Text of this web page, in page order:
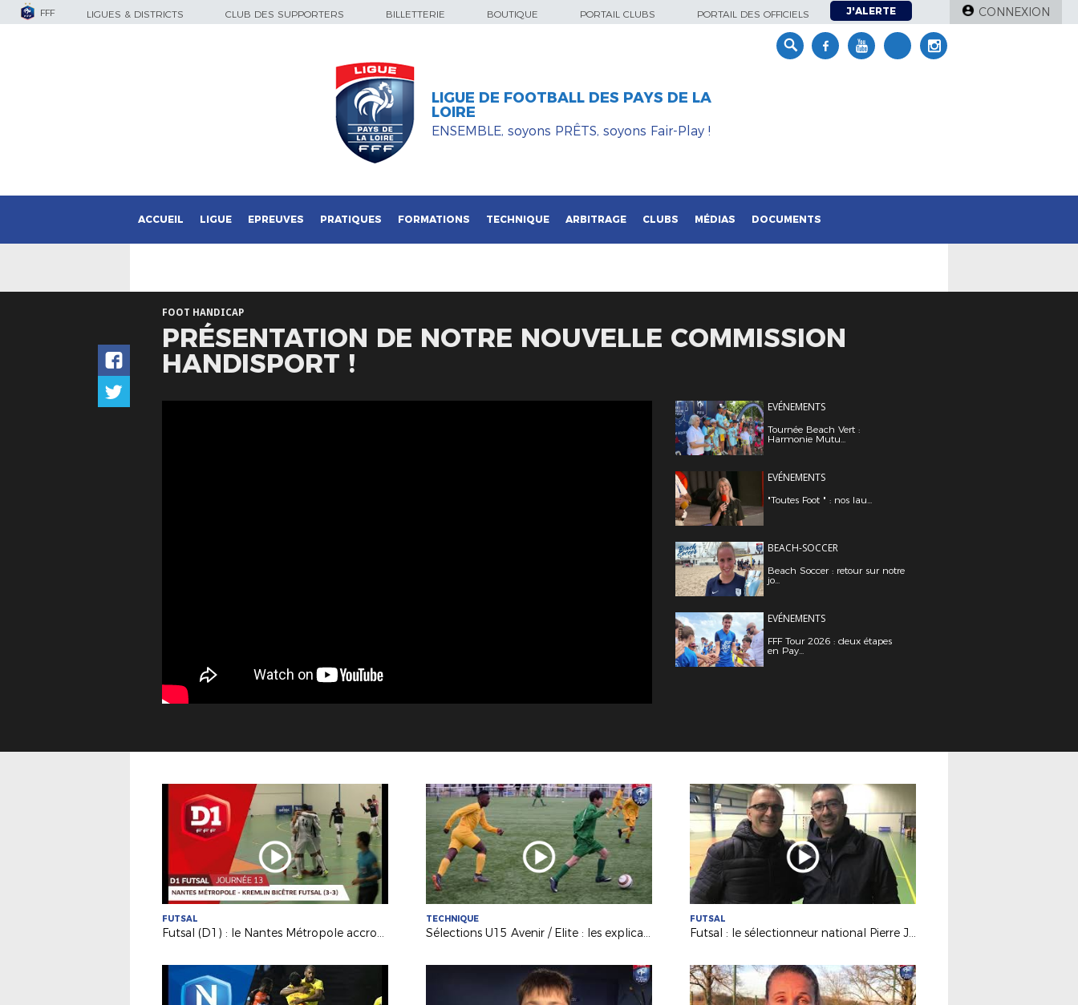
FFF LIGUES & DISTRICTS CLUB DES SUPPORTERS BILLETTERIE BOUTIQUE PORTAIL CLUBS PORTAIL DES OFFICIELS J'ALERTE CONNEXION
LIGUE DE FOOTBALL DES PAYS DE LA
LOIRE
ENSEMBLE, soyons PRÊTS, soyons Fair-Play !
ACCUEIL LIGUE EPREUVES PRATIQUES FORMATIONS TECHNIQUE ARBITRAGE CLUBS MÉDIAS DOCUMENTS
FOOT HANDICAP
PRÉSENTATION DE NOTRE NOUVELLE COMMISSION
HANDISPORT !
EVÉNEMENTS
Tournée Beach Vert :
Harmonie Mutu...
EVÉNEMENTS
"Toutes Foot " : nos lau...
BEACH-SOCCER
Beach Soccer : retour sur notre
jo...
EVÉNEMENTS
FFF Tour 2026 : deux étapes
en Pay...
FUTSAL
Futsal (D1) : le Nantes Métropole accroche le KB United (3-3)
TECHNIQUE
Sélections U15 Avenir / Elite : les explications de F. BODINEAU
FUTSAL
Futsal : le sélectionneur national Pierre Jacky était à Nantes !